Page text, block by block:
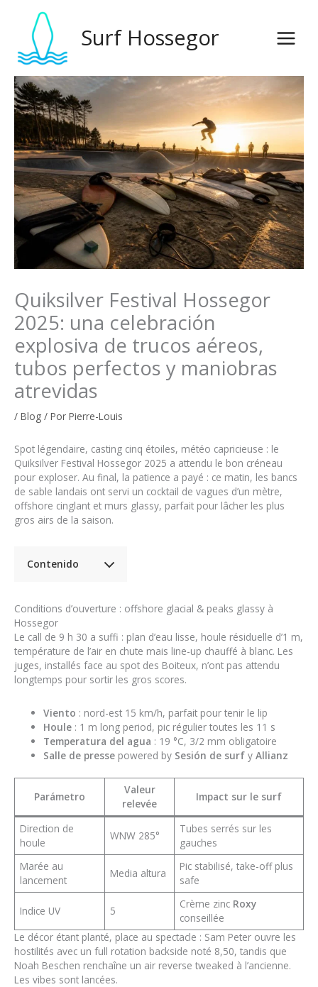
contenido
Surf Hossegor
Quiksilver Festival Hossegor
2025: una celebración
explosiva de trucos aéreos,
tubos perfectos y maniobras
atrevidas
/ Blog / Por Pierre-Louis
Spot légendaire, casting cinq étoiles, météo capricieuse : le
Quiksilver Festival Hossegor 2025 a attendu le bon créneau
pour exploser. Au final, la patience a payé : ce matin, les bancs
de sable landais ont servi un cocktail de vagues d’un mètre,
offshore cinglant et murs glassy, parfait pour lâcher les plus
gros airs de la saison.
Contenido
Conditions d’ouverture : offshore glacial & peaks glassy à
Hossegor
Le call de 9 h 30 a suffi : plan d’eau lisse, houle résiduelle d’1 m,
température de l’air en chute mais line-up chauffé à blanc. Les
juges, installés face au spot des Boiteux, n’ont pas attendu
longtemps pour sortir les gros scores.
Viento : nord-est 15 km/h, parfait pour tenir le lip
Houle : 1 m long period, pic régulier toutes les 11 s
Temperatura del agua : 19 °C, 3/2 mm obligatoire
Salle de presse powered by Sesión de surf yAllianz
Parámetro
Valeur
relevée
Impact sur le surf
Direction de
houle
WNW 285°
Tubes serrés sur les
gauches
Marée au
lancement
Media altura
Pic stabilisé, take-off plus
safe
Indice UV 5
Crème zinc Roxy
conseillée
Le décor étant planté, place au spectacle : Sam Peter ouvre les
hostilités avec un full rotation backside noté 8,50, tandis que
Noah Beschen renchaîne un air reverse tweaked à l’ancienne.
Les vibes sont lancées.